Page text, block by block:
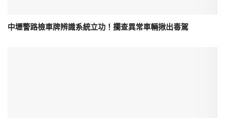
中壢警路檢車牌辨識系統立功！攔查異常車輛揪出毒駕